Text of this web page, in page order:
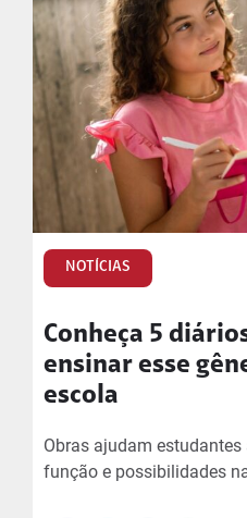
NOTÍCIAS
Conheça 5
ensinar esse
escola
Obras ajudam
função e possibilidades